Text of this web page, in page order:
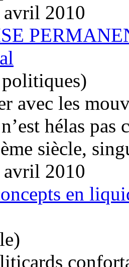
avril 2010
avec les
hélas
siècle,
avril 2010
en